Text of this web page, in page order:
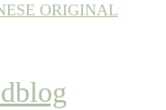
ORIGINAL